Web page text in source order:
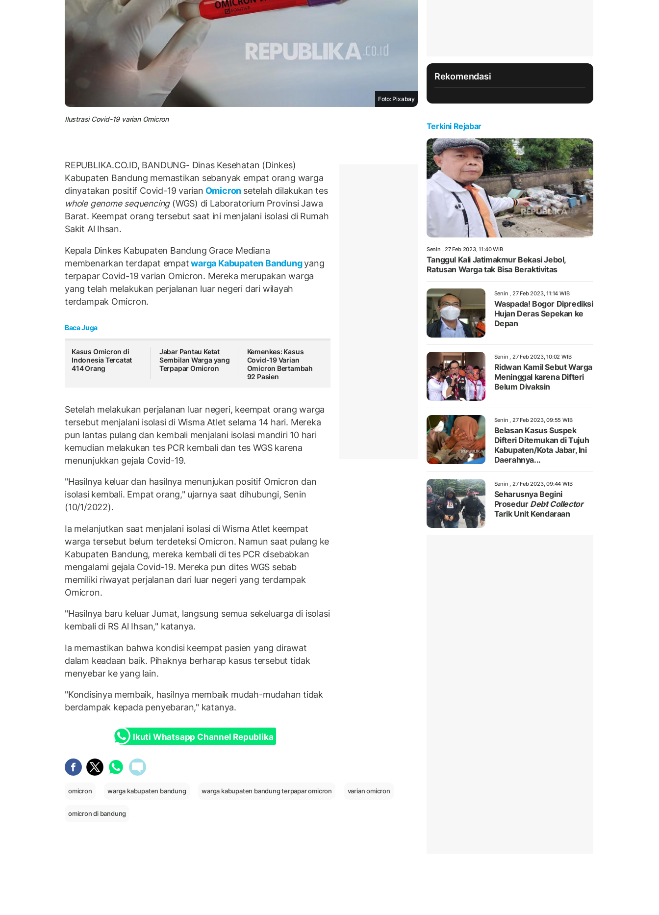
Foto: Pixabay
Ilustrasi Covid-19 varian Omicron
REPUBLIKA.CO.ID, BANDUNG- Dinas Kesehatan (Dinkes)
Kabupaten Bandung memastikan sebanyak empat orang warga
dinyatakan positif Covid-19 varian Omicron setelah dilakukan tes
whole genome sequencing(WGS) di Laboratorium Provinsi Jawa
Barat. Keempat orang tersebut saat ini menjalani isolasi di Rumah
Sakit Al Ihsan.
Kepala Dinkes Kabupaten Bandung Grace Mediana
membenarkan terdapat empatwarga Kabupaten Bandungyang
terpapar Covid-19 varian Omicron. Mereka merupakan warga
yang telah melakukan perjalanan luar negeri dari wilayah
terdampak Omicron.
Baca Juga
Kasus Omicron di
Indonesia Tercatat
414 Orang
Jabar Pantau Ketat
Sembilan Warga yang
Terpapar Omicron
Kemenkes: Kasus
Covid-19 Varian
Omicron Bertambah
92 Pasien
Setelah melakukan perjalanan luar negeri, keempat orang warga
tersebut menjalani isolasi di Wisma Atlet selama 14 hari. Mereka
pun lantas pulang dan kembali menjalani isolasi mandiri 10 hari
kemudian melakukan tes PCR kembali dan tes WGS karena
menunjukkan gejala Covid-19.
"Hasilnya keluar dan hasilnya menunjukan positif Omicron dan
isolasi kembali. Empat orang," ujarnya saat dihubungi, Senin
(10/1/2022).
Ia melanjutkan saat menjalani isolasi di Wisma Atlet keempat
warga tersebut belum terdeteksi Omicron. Namun saat pulang ke
Kabupaten Bandung, mereka kembali di tes PCR disebabkan
mengalami gejala Covid-19. Mereka pun dites WGS sebab
memiliki riwayat perjalanan dari luar negeri yang terdampak
Omicron.
"Hasilnya baru keluar Jumat, langsung semua sekeluarga di isolasi
kembali di RS Al Ihsan," katanya.
Ia memastikan bahwa kondisi keempat pasien yang dirawat
dalam keadaan baik. Pihaknya berharap kasus tersebut tidak
menyebar ke yang lain.
"Kondisinya membaik, hasilnya membaik mudah-mudahan tidak
berdampak kepada penyebaran," katanya.
Ikuti Whatsapp Channel Republika
omicron warga kabupaten bandung warga kabupaten bandung terpapar omicron varian omicron
omicron di bandung
Rekomendasi
Terkini Rejabar
Senin , 27 Feb 2023, 11:40 WIB
Tanggul Kali Jatimakmur Bekasi Jebol,
Ratusan Warga tak Bisa Beraktivitas
Senin , 27 Feb 2023, 11:14 WIB
Waspada! Bogor Diprediksi
Hujan Deras Sepekan ke
Depan
Senin , 27 Feb 2023, 10:02 WIB
Ridwan Kamil Sebut Warga
Meninggal karena Difteri
Belum Divaksin
Senin , 27 Feb 2023, 09:55 WIB
Belasan Kasus Suspek
Difteri Ditemukan di Tujuh
Kabupaten/Kota Jabar, Ini
Daerahnya...
Senin , 27 Feb 2023, 09:44 WIB
Seharusnya Begini
Prosedur Debt Collector
Tarik Unit Kendaraan